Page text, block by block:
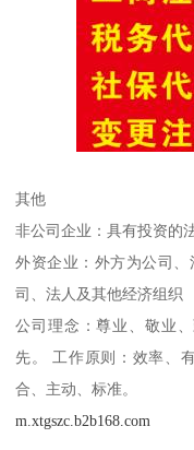
其他
非公司企业：具有投资的
外资企业：外方为公司
司、法人及其他经济组织
公司理念：尊业、敬业
先。 工作原则：效率、
合、主动、标准。
m.xtgszc.b2b168.com